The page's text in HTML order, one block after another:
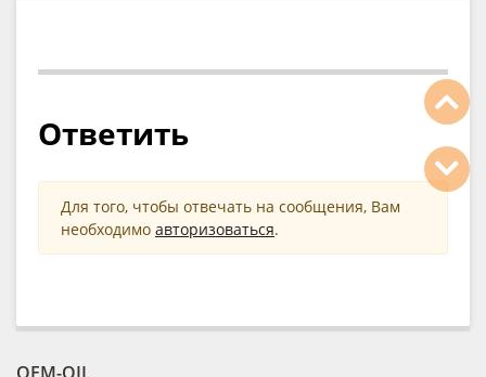
Ответить
Для того, чтобы отвечать на сообщения, Вам
необходимо авторизоваться.